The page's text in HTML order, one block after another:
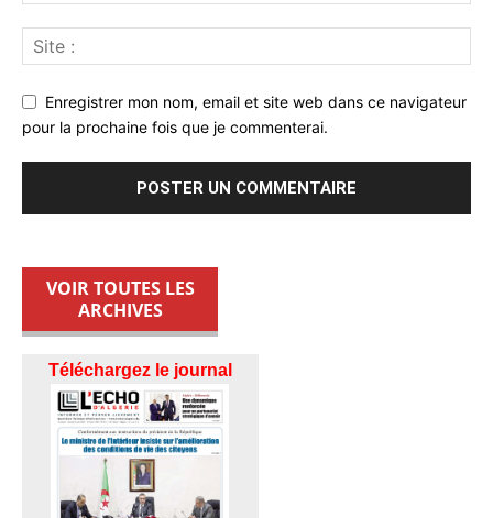
Enregistrer mon nom, email et site web dans ce navigateur
pour la prochaine fois que je commenterai.
VOIR TOUTES LES
ARCHIVES